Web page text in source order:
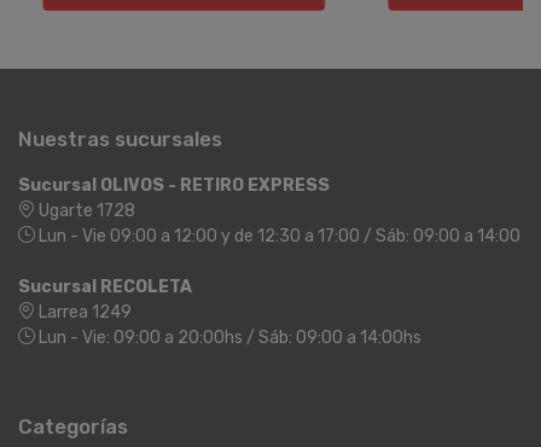
Nuestras sucursales
Sucursal OLIVOS - RETIRO EXPRESS
Ugarte 1728
Lun - Vie 09:00 a 12:00 y de 12:30 a 17:00 / Sáb: 09:00 a 14:00
Sucursal RECOLETA
Larrea 1249
Lun - Vie: 09:00 a 20:00hs / Sáb: 09:00 a 14:00hs
Categorías